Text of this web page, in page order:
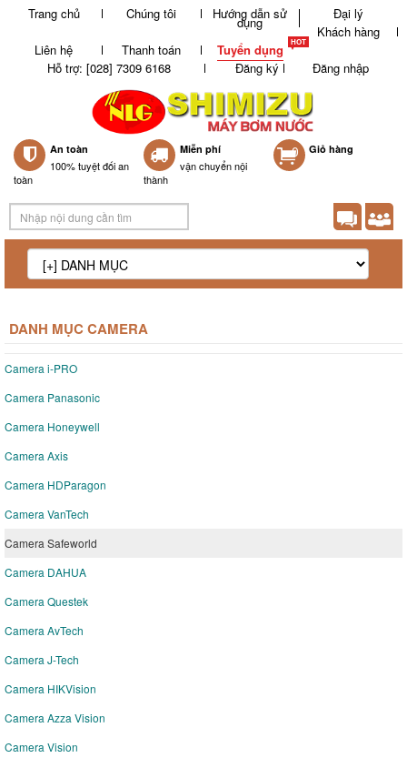
Trang chủ Chúng tôi Hướng dẫn sử
dụng
Đại lý
Khách hàng
Liên hệ
Thanh toán
Tuyển dụng
Đăng nhập
Đăng ký
Hỗ trợ: [028] 7309 6168
An toàn
100% tuyệt đối an
toàn
Miễn phí
vận chuyển nội
thành
0 Giỏ hàng
DANH MỤC CAMERA
Camera i-PRO
Camera Panasonic
Camera Honeywell
Camera Axis
Camera HDParagon
Camera VanTech
Camera Safeworld
Camera DAHUA
Camera Questek
Camera AvTech
Camera J-Tech
Camera HIKVision
Camera Azza Vision
Camera Vision